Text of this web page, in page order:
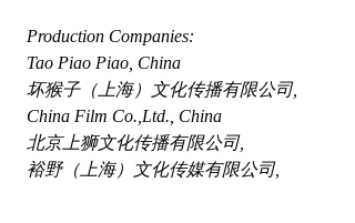
Production Companies:
Tao Piao Piao, China
坏猴子（上海）文化传播有限公司,
China Film Co.,Ltd., China
北京上狮文化传播有限公司,
裕野（上海）文化传媒有限公司,